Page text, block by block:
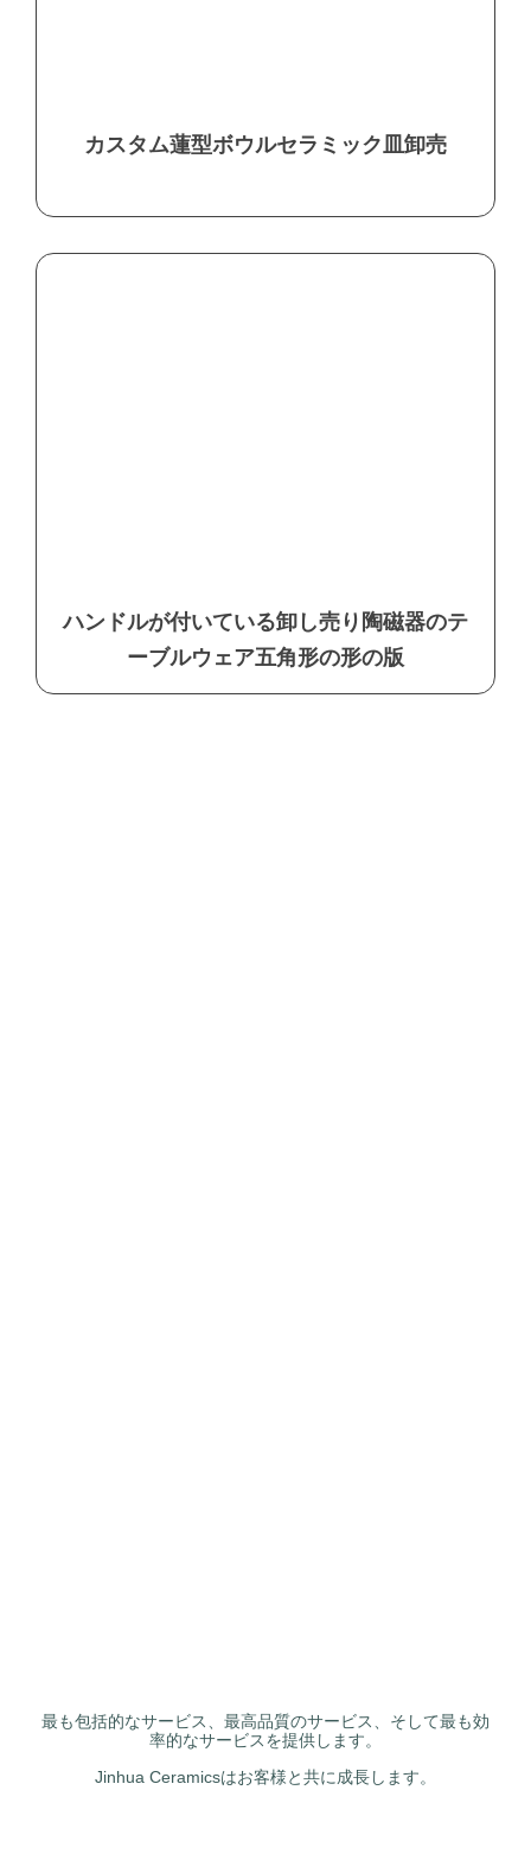
カスタム蓮型ボウルセラミック皿卸売
ハンドルが付いている卸し売り陶磁器のテ
ーブルウェア五角形の形の版
最も包括的なサービス、最高品質のサービス、そして最も効
率的なサービスを提供します。
Jinhua Ceramicsはお客様と共に成長します。